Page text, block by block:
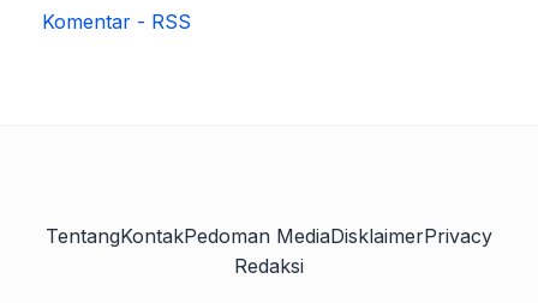
Komentar - RSS
TentangKontakPedoman MediaDisklaimerPrivacy
Redaksi